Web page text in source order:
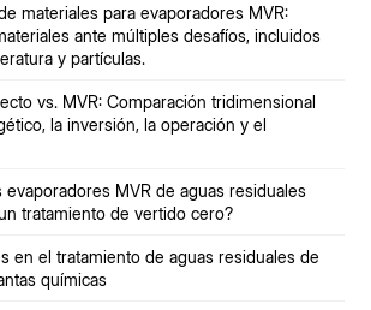
materiales para evaporadores MVR:
ante múltiples desafíos, incluidos
y partículas.
vs. MVR: Comparación tridimensional
la inversión, la operación y el
MVR de aguas residuales
tratamiento de vertido cero?
en el tratamiento de aguas residuales de
químicas